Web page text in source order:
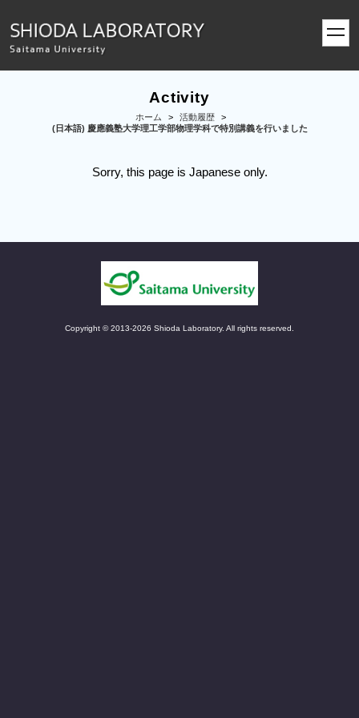
toggle
Activity
ホーム > 活動履歴
>
(日本語) 慶應義塾大学理工学部物理学科で特別講義を行いました
Sorry, this page is Japanese only.
Copyright © 2013-2026 Shioda Laboratory. All rights reserved.